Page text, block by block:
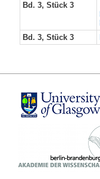
Bd. 3, Stück 3
Bd. 3, Stück 3